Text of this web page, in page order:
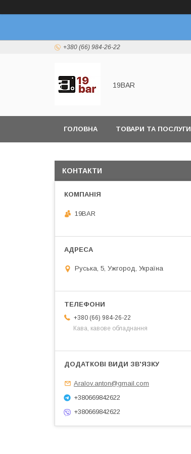
+380 (66) 984-26-22
19BAR
ГОЛОВНА ТОВАРИ ТА ПОСЛУГИ
КОНТАКТИ
19BAR
Руська, 5, Ужгород, Україна
+380 (66) 984-26-22
Кава, кавове обладнання
Aralov.anton@gmail.com
+380669842622
+380669842622